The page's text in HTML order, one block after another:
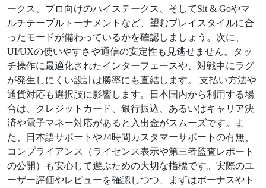
ークス、プロ向けのハイステークス、そしてSit & Goやマ
ルチテーブルトーナメントなど、望むプレイスタイルに合
ったモードが備わっているかを確認しましょう。次に、
UI/UXの使いやすさや通信の安定性も見逃せません。タッ
チ操作に最適化されたインターフェースや、対戦中にラグ
が発生しにくい設計は勝率にも直結します。 支払い方法や
通貨対応も選択肢に影響します。日本国内から利用する場
合は、クレジットカード、銀行振込、あるいはキャリア決
済や電子マネー対応があると入出金がスムーズです。ま
た、日本語サポートや24時間カスタマーサポートの有無、
コンプライアンス（ライセンス表示や第三者監査レポート
の公開）も安心して遊ぶための大切な指標です。実際のユ
ーザー評価やレビューを確認しつつ、まずはボーナスやト